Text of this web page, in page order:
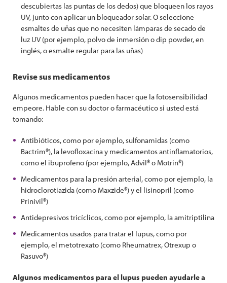
descubiertas las puntas de los dedos) que bloqueen los rayos
UV, junto con aplicar un bloqueador solar. O seleccione
esmaltes de uñas que no necesiten lámparas de secado de
luz UV (por ejemplo, polvo de inmersión o dip powder, en
inglés, o esmalte regular para las uñas)
Revise sus medicamentos
Algunos medicamentos pueden hacer que la fotosensibilidad
empeore. Hable con su doctor o farmacéutico si usted está
tomando:
Antibióticos, como por ejemplo, sulfonamidas (como
Bactrim®), la levofloxacina y medicamentos antinflamatorios,
como el ibuprofeno (por ejemplo, Advil® o Motrin®)
Medicamentos para la presión arterial, como por ejemplo, la
hidroclorotiazida (como Maxzide®) y el lisinopril (como
Prinivil®)
Antidepresivos tricíclicos, como por ejemplo, la amitriptilina
Medicamentos usados para tratar el lupus, como por
ejemplo, el metotrexato (como Rheumatrex, Otrexup o
Rasuvo®)
Algunos medicamentos para el lupus pueden ayudarle a